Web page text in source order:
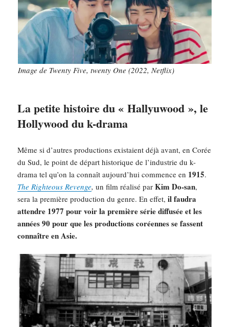
Image de Twenty Five, twenty One (2022, Netflix)
La petite histoire du « Hallyuwood », le
Hollywood du k-drama
Même si d’autres productions existaient déjà avant, en Corée
du Sud, le point de départ historique de l’industrie du k-
drama tel qu’on la connaît aujourd’hui commence en 1915.
The Righteous Revenge,un film réalisé parKim Do-san,
sera la première production du genre. En effet, il faudra
attendre 1977 pour voir la première série diffusée et les
années 90 pour que les productions coréennes se fassent
connaître en Asie.